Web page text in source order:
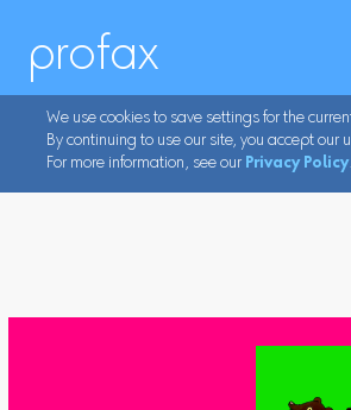
profax
We use cookies to save settings for the
By continuing to use our site, you accept our
For more information, see our Privacy Policy